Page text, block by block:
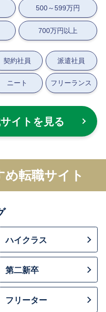
500～599万円
700万円以上
契約社員 派遣社員
ニート フリーランス
イトを見る
転職サイト
ハイクラス
第二新卒
フリーター